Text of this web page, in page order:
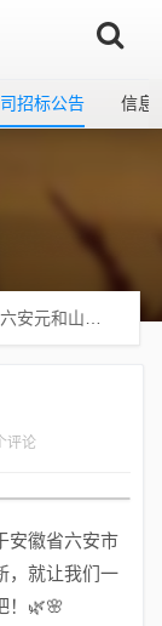
招标公告 信息
元和山庄最新消息🌟
评论
安徽省六安市
，就让我们一
！🌿🌸